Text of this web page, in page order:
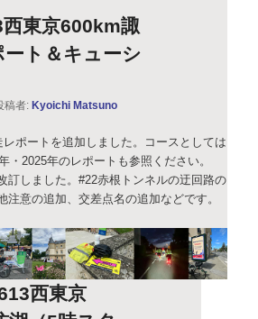
東京600km諏
ト＆キューシ
稿者: Kyoichi Matsuno
ポートを追加しました。コースとしては
・2025年のレポートも参照ください。
訂しました。#22赤根トンネルの迂回路の
注意の追加、交差点名の追加などです。